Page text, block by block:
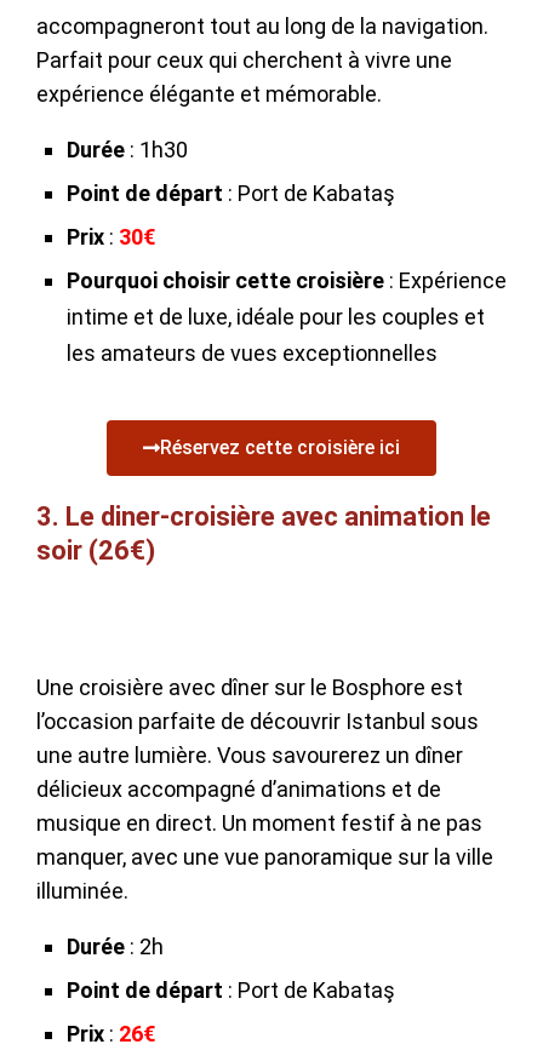
accompagneront tout au long de la navigation.
Parfait pour ceux qui cherchent à vivre une
expérience élégante et mémorable.
Durée : 1h30
Point de départ : Port de Kabataş
Prix : 30€
Pourquoi choisir cette croisière : Expérience
intime et de luxe, idéale pour les couples et
les amateurs de vues exceptionnelles
Réservez cette croisière ici
3. Le diner-croisière avec animation le
soir (26€)
Une croisière avec dîner sur le Bosphore est
l’occasion parfaite de découvrir Istanbul sous
une autre lumière. Vous savourerez un dîner
délicieux accompagné d’animations et de
musique en direct. Un moment festif à ne pas
manquer, avec une vue panoramique sur la ville
illuminée.
Durée : 2h
Point de départ : Port de Kabataş
Prix : 26€